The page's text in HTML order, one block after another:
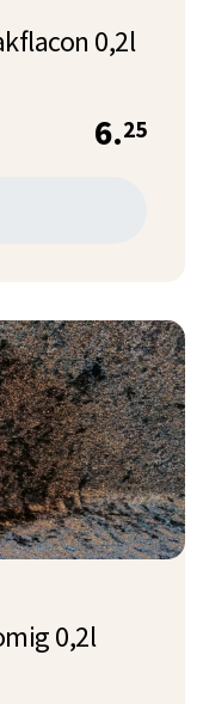
0,2l
6.25
0,2l